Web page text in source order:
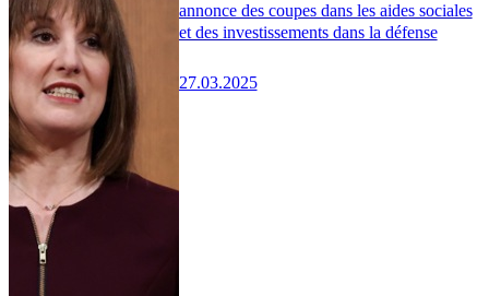
annonce des coupes dans les aides sociales
et des investissements dans la défense
27.03.2025